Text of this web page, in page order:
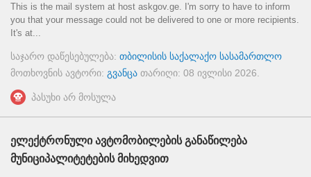
This is the mail system at host askgov.ge. I'm sorry to have to inform
you that your message could not be delivered to one or more recipients.
It's at...
საჯარო დაწესებულება: თბილისის საქალაქო სასამართლო
მოთხოვნის ავტორი: გვანცა თარიღი: 08 ივლისი 2026
პასუხი არ მოსულა
ელექტრონული ავტომობილების განაწილება
მუნიციპალიტეტების მიხედვით